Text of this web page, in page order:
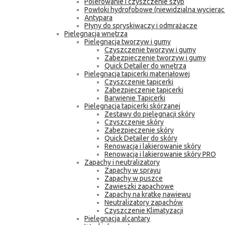
Powłoki hydrofobowe (niewidzialna
Antypara
Płyny do spryskiwaczy i odmrażacze
Pielęgnacja wnętrza
Pielęgnacja tworzyw i gumy
Czyszczenie tworzyw i gumy
Zabezpieczenie tworzyw i gumy
Quick Detailer do wnętrza
Pielęgnacja tapicerki materiałowej
Czyszczenie tapicerki
Zabezpieczenie tapicerki
Barwienie Tapicerki
Pielęgnacja tapicerki skórzanej
Zestawy do pielęgnacji skóry
Czyszczenie skóry
Zabezpieczenie skóry
Quick Detailer do skóry
Renowacja i lakierowanie skóry
Renowacja i lakierowanie skóry PRO
Zapachy i neutralizatory
Zapachy w sprayu
Zapachy w puszce
Zawieszki zapachowe
Zapachy na kratkę nawiewu
Neutralizatory zapachów
Czyszczenie Klimatyzacji
Pielęgnacja alcantary